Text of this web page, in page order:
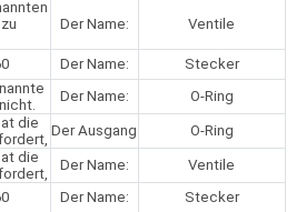
Der Name: Ventile
Der Name:
Stecker
Der Name: O-Ring
die
Der Ausgang O-Ring
die
Der Name:
Ventile
Der Name:
Stecker